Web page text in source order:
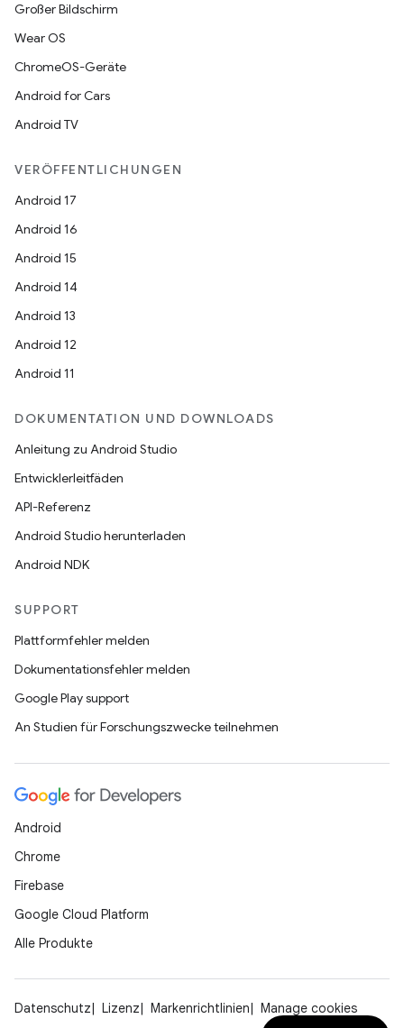
Großer Bildschirm
Wear OS
ChromeOS-Geräte
Android for Cars
Android TV
VERÖFFENTLICHUNGEN
Android 17
Android 16
Android 15
Android 14
Android 13
Android 12
Android 11
DOKUMENTATION UND DOWNLOADS
Anleitung zu Android Studio
Entwicklerleitfäden
API-Referenz
Android Studio herunterladen
Android NDK
SUPPORT
Plattformfehler melden
Dokumentationsfehler melden
Google Play support
An Studien für Forschungszwecke teilnehmen
Android
Chrome
Firebase
Google Cloud Platform
Alle Produkte
Datenschutz Lizenz Markenrichtlinien Manage cookies